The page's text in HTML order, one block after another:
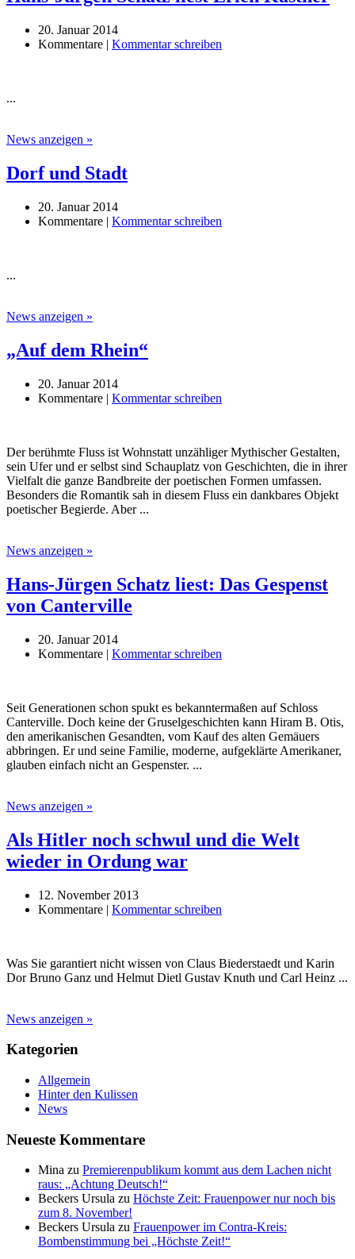
20. Januar 2014
Kommentare | Kommentar schreiben
...
News anzeigen »
Dorf und Stadt
20. Januar 2014
Kommentare | Kommentar schreiben
...
News anzeigen »
„Auf dem Rhein“
20. Januar 2014
Kommentare | Kommentar schreiben
Der berühmte Fluss ist Wohnstatt unzähliger Mythischer Gestalten,
sein Ufer und er selbst sind Schauplatz von Geschichten, die in ihrer
Vielfalt die ganze Bandbreite der poetischen Formen umfassen.
Besonders die Romantik sah in diesem Fluss ein dankbares Objekt
poetischer Begierde. Aber ...
News anzeigen »
Hans-Jürgen Schatz liest: Das Gespenst
von Canterville
20. Januar 2014
Kommentare | Kommentar schreiben
Seit Generationen schon spukt es bekanntermaßen auf Schloss
Canterville. Doch keine der Gruselgeschichten kann Hiram B. Otis,
den amerikanischen Gesandten, vom Kauf des alten Gemäuers
abbringen. Er und seine Familie, moderne, aufgeklärte Amerikaner,
glauben einfach nicht an Gespenster. ...
News anzeigen »
Als Hitler noch schwul und die Welt
wieder in Ordung war
12. November 2013
Kommentare | Kommentar schreiben
Was Sie garantiert nicht wissen von Claus Biederstaedt und Karin
Dor Bruno Ganz und Helmut Dietl Gustav Knuth und Carl Heinz ...
News anzeigen »
Kategorien
Allgemein
Hinter den Kulissen
News
Neueste Kommentare
Mina zu Premierenpublikum kommt aus dem Lachen nicht
raus: „Achtung Deutsch!“
Beckers Ursula zu Höchste Zeit: Frauenpower nur noch bis
zum 8. November!
Beckers Ursula zu Frauenpower im Contra-Kreis:
Bombenstimmung bei „Höchste Zeit!“